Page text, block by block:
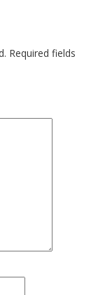
Required fields